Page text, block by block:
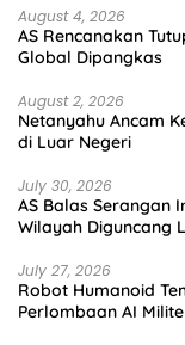
August 4, 2026
AS Rencanakan
Global Dipangkas
August 2, 2026
Netanyahu Ancam
di Luar Negeri
July 30, 2026
AS Balas Serangan
Wilayah Diguncang
July 27, 2026
Robot Humanoid
Perlombaan AI